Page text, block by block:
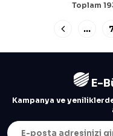
Toplam
…
E-
Kampanya ve